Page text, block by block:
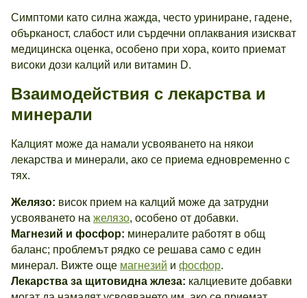
Симптоми като силна жажда, често уриниране, гадене,
обърканост, слабост или сърдечни оплаквания изискват
медицинска оценка, особено при хора, които приемат
високи дози калций или витамин D.
Взаимодействия с лекарства и
минерали
Калцият може да намали усвояването на някои
лекарства и минерали, ако се приема едновременно с
тях.
Желязо: висок прием на калций може да затрудни
усвояването на желязо, особено от добавки.
Магнезий и фосфор: минералите работят в общ
баланс; проблемът рядко се решава само с един
минерал. Вижте още магнезий и фосфор.
Лекарства за щитовидна жлеза: калциевите добавки